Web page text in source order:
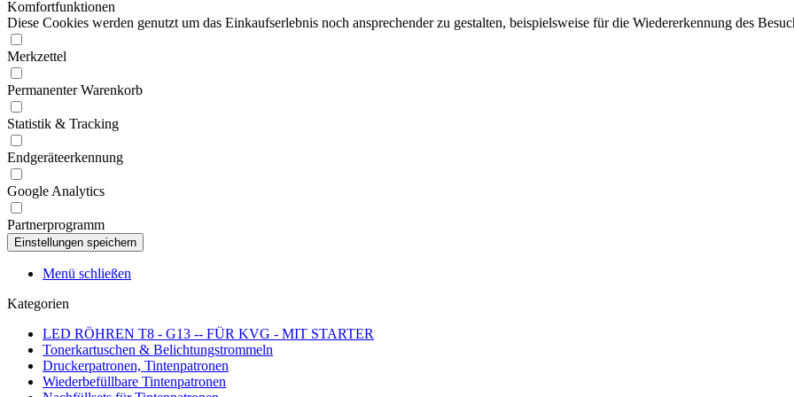
Komfortfunktionen
Diese Cookies werden genutzt um das Einkaufserlebnis noch ansprechender zu gestalten, beispielsweise für die Wiedererkennung des
Merkzettel
Permanenter Warenkorb
Statistik & Tracking
Endgeräteerkennung
Google Analytics
Partnerprogramm
Menü schließen
Kategorien
LED RÖHREN T8 - G13 -- FÜR KVG - MIT STARTER
Tonerkartuschen & Belichtungstrommeln
Druckerpatronen, Tintenpatronen
Wiederbefüllbare Tintenpatronen